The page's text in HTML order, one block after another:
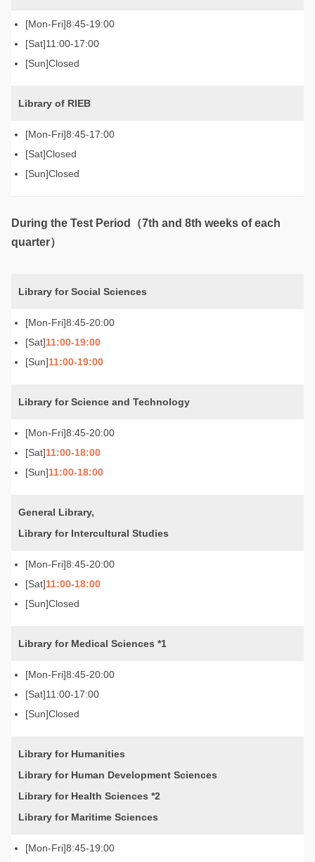
8:45-19:00
11:00-17:00
Closed
Library of RIEB
8:45-17:00
Closed
Closed
During the Test Period（7th and 8th weeks of each
quarter）
Library for Social Sciences
8:45-20:00
11:00-19:00
11:00-19:00
Library for Science and Technology
8:45-20:00
11:00-18:00
11:00-18:00
General Library,
Library for Intercultural Studies
8:45-20:00
11:00-18:00
Closed
Library for Medical Sciences *1
8:45-20:00
11:00-17:00
Closed
Library for Humanities
Library for Human Development Sciences
Library for Health Sciences *2
Library for Maritime Sciences
8:45-19:00